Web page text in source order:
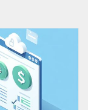
zatížili svou